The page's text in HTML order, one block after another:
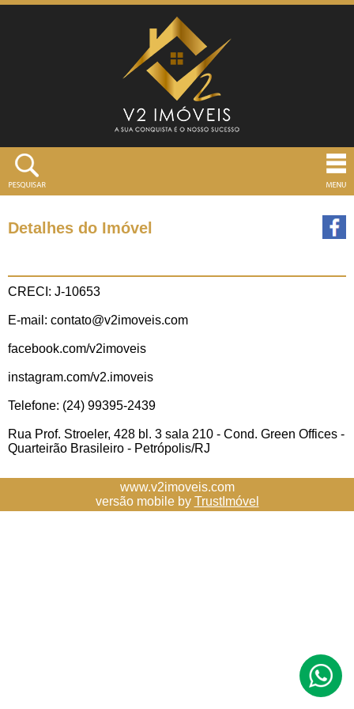
Detalhes do Imóvel
CRECI: J-10653
E-mail: contato@v2imoveis.com
facebook.com/v2imoveis
instagram.com/v2.imoveis
Telefone: (24) 99395-2439
Rua Prof. Stroeler, 428 bl. 3 sala 210 - Cond. Green Offices -
Quarteirão Brasileiro - Petrópolis/RJ
www.v2imoveis.com
versão mobile by TrustImóvel